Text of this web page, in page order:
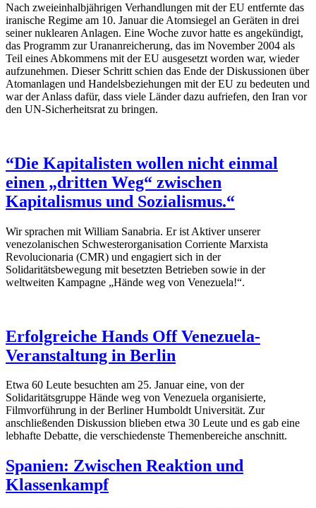
Nach zweieinhalbjährigen Verhandlungen mit der EU entfernte das
iranische Regime am 10. Januar die Atomsiegel an Geräten in drei
seiner nuklearen Anlagen. Eine Woche zuvor hatte es angekündigt,
das Programm zur Urananreicherung, das im November 2004 als
Teil eines Abkommens mit der EU ausgesetzt worden war, wieder
aufzunehmen. Dieser Schritt schien das Ende der Diskussionen über
Atomanlagen und Handelsbeziehungen mit der EU zu bedeuten und
war der Anlass dafür, dass viele Länder dazu aufriefen, den Iran vor
den UN-Sicherheitsrat zu bringen.
“Die Kapitalisten wollen nicht einmal
einen „dritten Weg“ zwischen
Kapitalismus und Sozialismus.“
Wir sprachen mit William Sanabria. Er ist Aktiver unserer
venezolanischen Schwesterorganisation Corriente Marxista
Revolucionaria (CMR) und engagiert sich in der
Solidaritätsbewegung mit besetzten Betrieben sowie in der
weltweiten Kampagne „Hände weg von Venezuela!“.
Erfolgreiche Hands Off Venezuela-
Veranstaltung in Berlin
Etwa 60 Leute besuchten am 25. Januar eine, von der
Solidaritätsgruppe Hände weg von Venezuela organisierte,
Filmvorführung in der Berliner Humboldt Universität. Zur
anschließenden Diskussion blieben etwa 30 Leute und es gab eine
lebhafte Debatte, die verschiedenste Themenbereiche anschnitt.
Spanien: Zwischen Reaktion und
Klassenkampf